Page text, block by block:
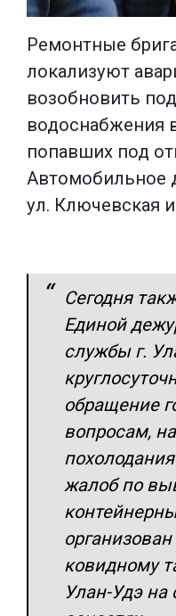
Ремонтные
локализуют
возобновить
водоснабжения
попавших под
Автомобильное
ул. Ключевская
Сегодня
Единой
службы г.
обращение
вопросам,
жалоб по
ковидному
Улан-Удэ на